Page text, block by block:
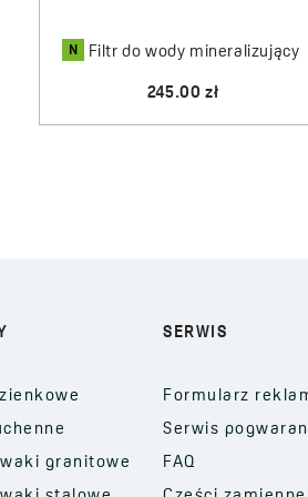
i zmniejszasz ilość plastiku w
N Filtr do wody mineralizujący
245.00 zł
granitowe
SERWIS
Formularz
Serwis
FAQ